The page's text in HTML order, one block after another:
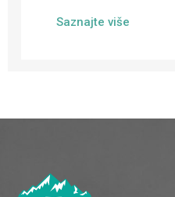
Saznajte više